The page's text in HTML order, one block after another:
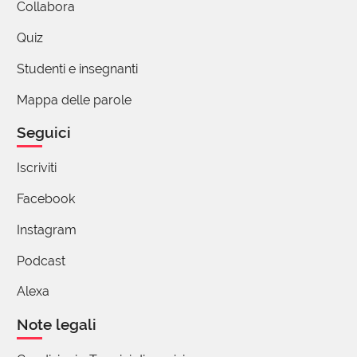
claudio varnerin
mio amico greco mi disse che la parola
ippo/potami potami, non potos..ma questo
termine se fosse corretto o sbagliato non ne
Sono passati tanti anni da quando ho fatto
il liceo che ogni tanto dico qualche
Collabora
Quiz
Studenti e insegnanti
Mappa delle parole
Seguici
Iscriviti
Facebook
Instagram
Podcast
Alexa
Note legali